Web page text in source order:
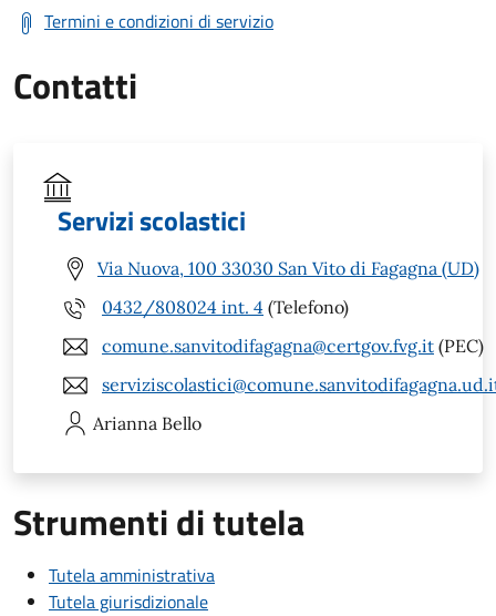
Termini e condizioni di servizio
Contatti
Servizi scolastici
Via Nuova, 100 33030 San Vito di Fagagna (UD)
0432/808024 int. 4 (Telefono)
comune.sanvitodifagagna@certgov.fvg.it (PEC)
Arianna Bello
Strumenti di tutela
Tutela amministrativa
Tutela giurisdizionale